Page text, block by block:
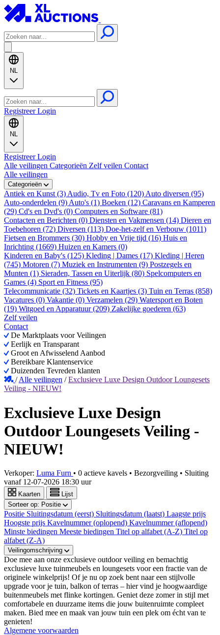
NL
RegistreerLogin
NL
RegistreerLogin
Alle veilingen Categorieën Zelf veilen Contact
Alle veilingen
Categorieën
Antiek en Kunst (3) Audio, Tv en Foto (120) Auto diversen (95)
Auto-onderdelen (9) Auto's (1) Boeken (12) Caravans en Kamperen
(29) Cd's en Dvd's (0) Computers en Software (81)
Contacten en Berichten (0) Diensten en Vakmensen (14) Dieren en
Toebehoren (72) Diversen (113) Doe-het-zelf en Verbouw (1011)
Fietsen en Brommers (30) Hobby en Vrije tijd (16) Huis en
Inrichting (1669) Huizen en Kamers (0)
Kinderen en Baby's (125) Kleding | Dames (17) Kleding | Heren
(745) Motoren (7) Muziek en Instrumenten (9) Postzegels en
Munten (1) Sieraden, Tassen en Uiterlijk (80) Spelcomputers en
Games (4) Sport en Fitness (95)
Telecommunicatie (32) Tickets en Kaartjes (3) Tuin en Terras (858)
Vacatures (0) Vakantie (0) Verzamelen (29) Watersport en Boten
(19) Witgoed en Apparatuur (209) Zakelijke goederen (63)
Zelf veilen
Contact
De Marktplaats voor Veilingen
Eerlijk en Transparant
Groot en Afwisselend Aanbod
Bereikbare Klantenservice
Duizenden Tevreden klanten
/Alle veilingen /Exclusieve Luxe Design Outdoor Loungesets
Veiling - NIEUW!
Exclusieve Luxe Design
Outdoor Loungesets Veiling -
NIEUW!
Verkoper: Luma Furn • 0 actieve kavels • Bezorgveiling • Sluiting
vanaf 12-07-2026 18:30 uur
Kaarten
Lijst
Sorteer op: Positie
Positie Sluitingsdatum (eerst) Sluitingsdatum (laatst) Laagste prijs
Hoogste prijs Kavelnummer (oplopend) Kavelnummer (aflopend)
Minste biedingen Meeste biedingen Titel op alfabet (A-Z) Titel op
alfabet (Z-A)
Veilingomschrijving
Doe mee aan onze exclusieve outdoor veiling en bemachtig
exclusieve luxe tuinmeubels en loungesets voor een fractie van de
originele winkelprijs! Of je nu op zoek bent naar een stijlvolle
upgrade voor je tuin, balkon of terras – hier vind je hoogwaardige
buitenmeubels met flinke kortingen. Geniet deze zomer in stijl met
comfortabele en duurzame items die jouw buitenruimte compleet
maken. Bied mee en maak van jouw tuin een plek om écht van te
genieten!
Algemene voorwaarden